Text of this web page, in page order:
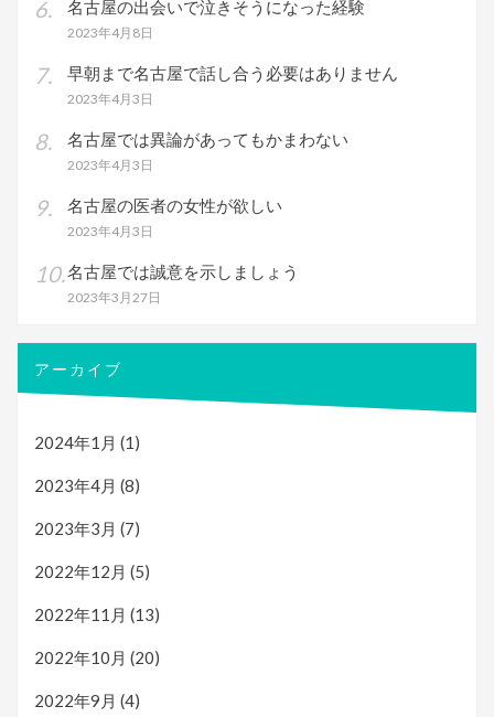
名古屋の出会いで泣きそうになった経験
2023年4月8日
早朝まで名古屋で話し合う必要はありません
2023年4月3日
名古屋では異論があってもかまわない
2023年4月3日
名古屋の医者の女性が欲しい
2023年4月3日
名古屋では誠意を示しましょう
2023年3月27日
アーカイブ
2024年1月 (1)
2023年4月 (8)
2023年3月 (7)
2022年12月 (5)
2022年11月 (13)
2022年10月 (20)
2022年9月 (4)